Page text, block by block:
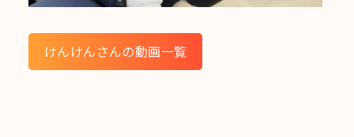
けんけんさんの動画一覧